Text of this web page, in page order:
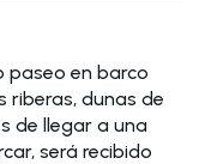
paseo en barco
riberas, dunas de
de llegar a una
será recibido